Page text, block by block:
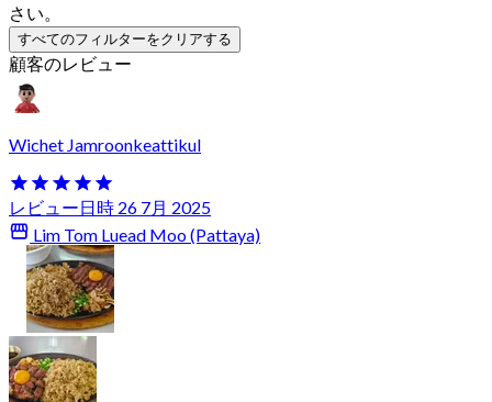
さい。
すべてのフィルターをクリアする
顧客のレビュー
Wichet Jamroonkeattikul
レビュー日時 26 7月 2025
Lim Tom Luead Moo (Pattaya)